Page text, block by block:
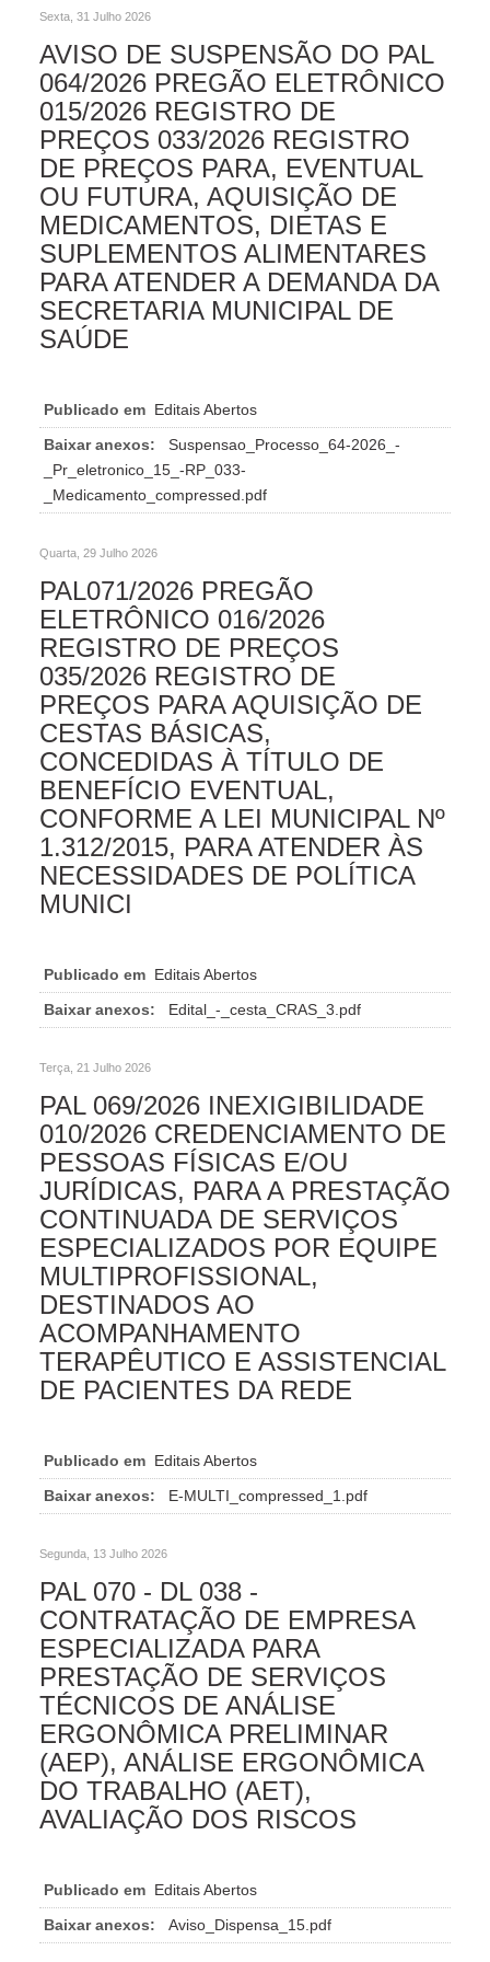
Sexta, 31 Julho 2026
AVISO DE SUSPENSÃO DO PAL
064/2026 PREGÃO ELETRÔNICO
015/2026 REGISTRO DE
PREÇOS 033/2026 REGISTRO
DE PREÇOS PARA, EVENTUAL
OU FUTURA, AQUISIÇÃO DE
MEDICAMENTOS, DIETAS E
SUPLEMENTOS ALIMENTARES
PARA ATENDER A DEMANDA DA
SECRETARIA MUNICIPAL DE
SAÚDE
Publicado em Editais Abertos
Baixar anexos:
Suspensao_Processo_64-2026_-
_Pr_eletronico_15_-RP_033-
_Medicamento_compressed.pdf
Quarta, 29 Julho 2026
PAL071/2026 PREGÃO
ELETRÔNICO 016/2026
REGISTRO DE PREÇOS
035/2026 REGISTRO DE
PREÇOS PARA AQUISIÇÃO DE
CESTAS BÁSICAS,
CONCEDIDAS À TÍTULO DE
BENEFÍCIO EVENTUAL,
CONFORME A LEI MUNICIPAL Nº
1.312/2015, PARA ATENDER ÀS
NECESSIDADES DE POLÍTICA
MUNICI
Publicado em Editais Abertos
Baixar anexos:
Edital_-_cesta_CRAS_3.pdf
Terça, 21 Julho 2026
PAL 069/2026 INEXIGIBILIDADE
010/2026 CREDENCIAMENTO DE
PESSOAS FÍSICAS E/OU
JURÍDICAS, PARA A PRESTAÇÃO
CONTINUADA DE SERVIÇOS
ESPECIALIZADOS POR EQUIPE
MULTIPROFISSIONAL,
DESTINADOS AO
ACOMPANHAMENTO
TERAPÊUTICO E ASSISTENCIAL
DE PACIENTES DA REDE
Publicado em Editais Abertos
Baixar anexos:
E-MULTI_compressed_1.pdf
Segunda, 13 Julho 2026
PAL 070 - DL 038 -
CONTRATAÇÃO DE EMPRESA
ESPECIALIZADA PARA
PRESTAÇÃO DE SERVIÇOS
TÉCNICOS DE ANÁLISE
ERGONÔMICA PRELIMINAR
(AEP), ANÁLISE ERGONÔMICA
DO TRABALHO (AET),
AVALIAÇÃO DOS RISCOS
Publicado em Editais Abertos
Baixar anexos:
Aviso_Dispensa_15.pdf